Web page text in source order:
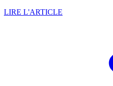
LIRE L'ARTICLE